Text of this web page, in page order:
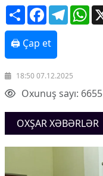
Neft-qaz
Əmək və sosial
Kənd təsərrüfatı
Hərbi sənaye
COP29
Cəmiyyət
Crossmedia.az - 1
Siyasət
Məhkəmə və
ShareFacebook
🖨 Çap et
18:50 07.12.2025
Oxunuş sayı: 6655
OXŞAR XƏBƏRLƏR